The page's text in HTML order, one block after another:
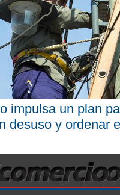
impulsa un plan
desuso y ordenar